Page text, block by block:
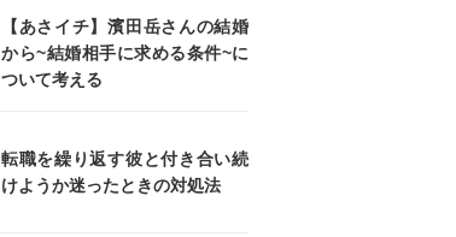
【あさイチ】濱田岳さんの結婚
から~結婚相手に求める条件~に
ついて考える
転職を繰り返す彼と付き合い続
けようか迷ったときの対処法